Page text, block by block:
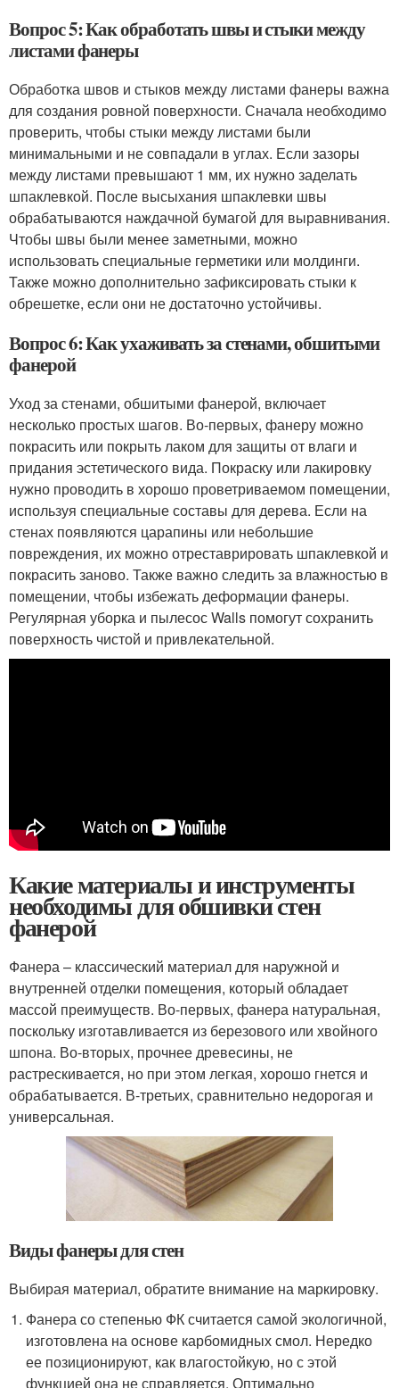
Вопрос 5: Как обработать швы и стыки между
листами фанеры
Обработка швов и стыков между листами фанеры важна
для создания ровной поверхности. Сначала необходимо
проверить, чтобы стыки между листами были
минимальными и не совпадали в углах. Если зазоры
между листами превышают 1 мм, их нужно заделать
шпаклевкой. После высыхания шпаклевки швы
обрабатываются наждачной бумагой для выравнивания.
Чтобы швы были менее заметными, можно
использовать специальные герметики или молдинги.
Также можно дополнительно зафиксировать стыки к
обрешетке, если они не достаточно устойчивы.
Вопрос 6: Как ухаживать за стенами, обшитыми
фанерой
Уход за стенами, обшитыми фанерой, включает
несколько простых шагов. Во-первых, фанеру можно
покрасить или покрыть лаком для защиты от влаги и
придания эстетического вида. Покраску или лакировку
нужно проводить в хорошо проветриваемом помещении,
используя специальные составы для дерева. Если на
стенах появляются царапины или небольшие
повреждения, их можно отреставрировать шпаклевкой и
покрасить заново. Также важно следить за влажностью в
помещении, чтобы избежать деформации фанеры.
Регулярная уборка и пылесос Walls помогут сохранить
поверхность чистой и привлекательной.
Какие материалы и инструменты
необходимы для обшивки стен
фанерой
Фанера – классический материал для наружной и
внутренней отделки помещения, который обладает
массой преимуществ. Во-первых, фанера натуральная,
поскольку изготавливается из березового или хвойного
шпона. Во-вторых, прочнее древесины, не
растрескивается, но при этом легкая, хорошо гнется и
обрабатывается. В-третьих, сравнительно недорогая и
универсальная.
Виды фанеры для стен
Выбирая материал, обратите внимание на маркировку.
Фанера со степенью ФК считается самой экологичной,
изготовлена на основе карбомидных смол. Нередко
ее позиционируют, как влагостойкую, но с этой
функцией она не справляется. Оптимально